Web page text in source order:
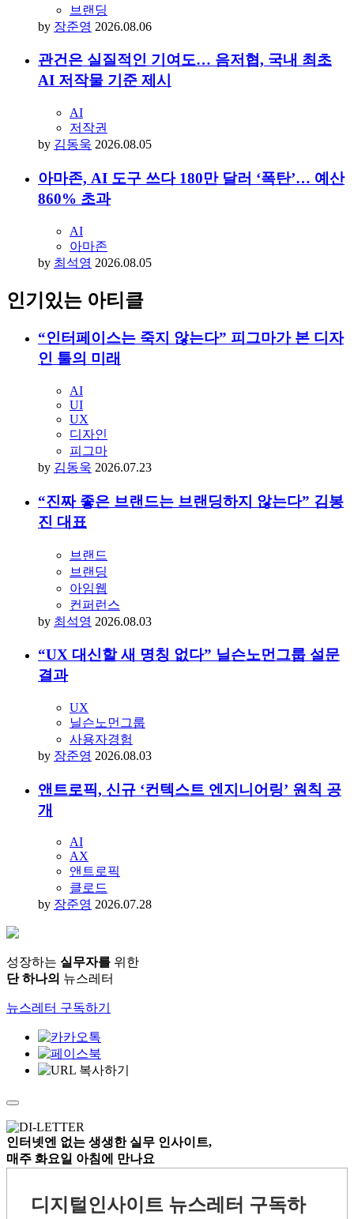
브랜딩
by 장준영 2026.08.06
관건은 실질적인 기여도… 음저협, 국내 최초
AI 저작물 기준 제시
AI
저작권
by 김동욱 2026.08.05
아마존, AI 도구 쓰다 180만 달러 ‘폭탄’… 예산
860% 초과
AI
아마존
by 최석영 2026.08.05
인기있는 아티클
“인터페이스는 죽지 않는다” 피그마가 본 디자
인 툴의 미래
AI
UI
UX
디자인
피그마
by 김동욱 2026.07.23
“진짜 좋은 브랜드는 브랜딩하지 않는다” 김봉
진 대표
브랜드
브랜딩
아임웹
컨퍼런스
by 최석영 2026.08.03
“UX 대신할 새 명칭 없다” 닐슨노먼그룹 설문
결과
UX
닐슨노먼그룹
사용자경험
by 장준영 2026.08.03
앤트로픽, 신규 ‘컨텍스트 엔지니어링’ 원칙 공
개
AI
AX
앤트로픽
클로드
by 장준영 2026.07.28
성장하는 실무자를 위한
단 하나의 뉴스레터
뉴스레터 구독하기
인터넷엔 없는 생생한 실무 인사이트,
매주 화요일 아침에 만나요
디지털인사이트 뉴스레터 구독하